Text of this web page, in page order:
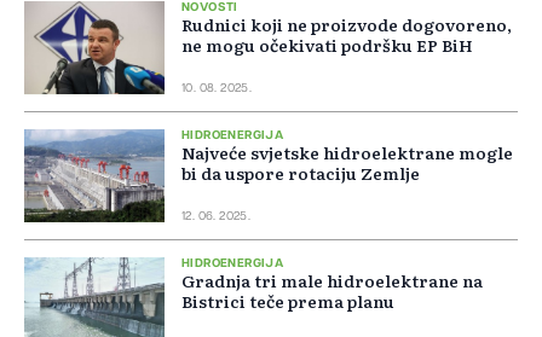
NOVOSTI
Rudnici koji ne proizvode dogovoreno,
ne mogu očekivati podršku EP BiH
10. 08. 2025.
HIDROENERGIJA
Najveće svjetske hidroelektrane mogle
bi da uspore rotaciju Zemlje
12. 06. 2025.
HIDROENERGIJA
Gradnja tri male hidroelektrane na
Bistrici teče prema planu